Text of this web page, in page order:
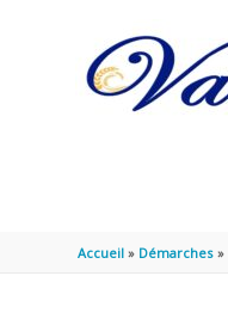
Accueil Démarches